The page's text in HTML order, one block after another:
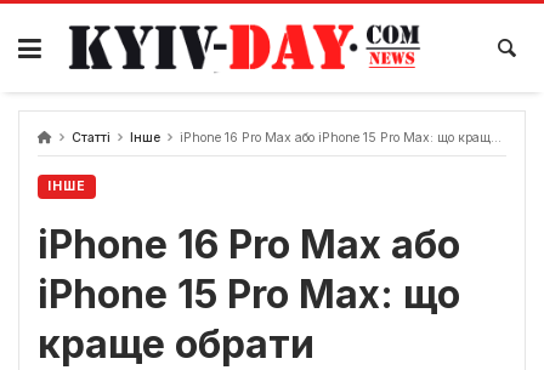
Перейти
вмісту
Статті Інше iPhone 16 Pro Max або iPhone 15 Pro Max: що краще обрати
ІНШЕ
iPhone 16 Pro Max або
iPhone 15 Pro Max: що
краще обрати